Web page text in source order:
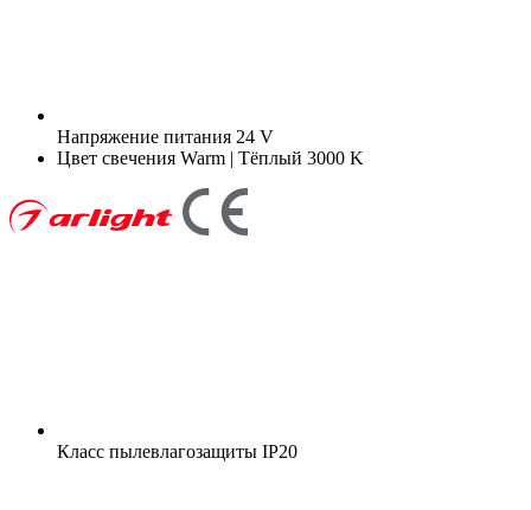
Напряжение питания 24 V
Цвет свечения Warm | Тёплый 3000 K
Класс пылевлагозащиты IP20